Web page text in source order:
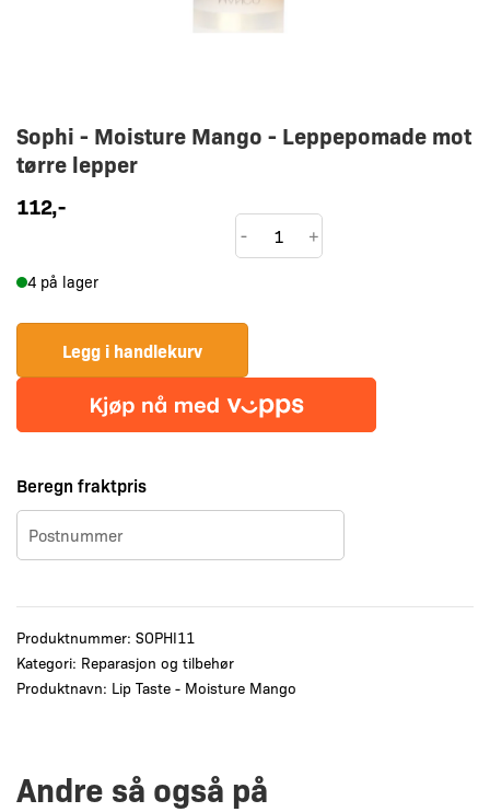
Sophi - Moisture Mango - Leppepomade mot
tørre lepper
112,-
Taste
antall
- +
4 på lager
Legg i handlekurv
Beregn fraktpris
Produktnummer: SOPHI11
Kategori: Reparasjon og tilbehør
Produktnavn: Lip Taste - Moisture Mango
Andre så også på